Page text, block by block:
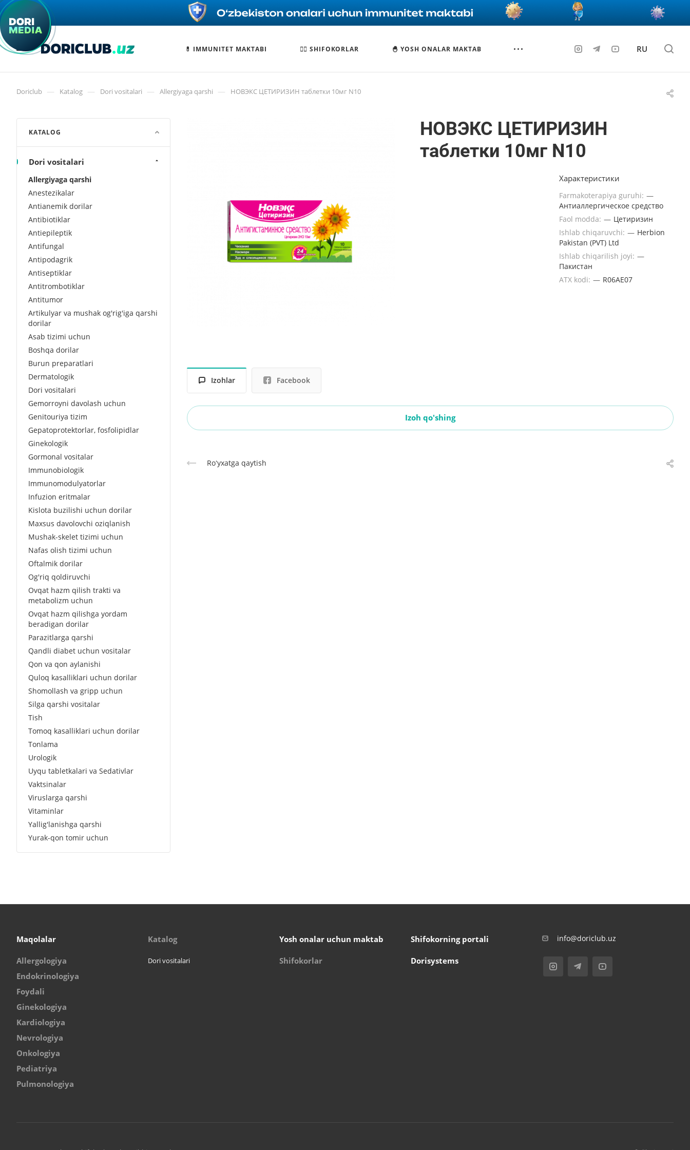
💊 IMMUNITET MAKTABI 🧑‍⚕️ SHIFOKORLAR 🐣 YOSH ONALAR MAKTAB RU
Doriclub — Katalog — Dori vositalari — Allergiyaga qarshi — НОВЭКС ЦЕТИРИЗИН таблетки 10мг N10
НОВЭКС ЦЕТИРИЗИН
таблетки 10мг N10
Характеристики
Farmakoterapiya guruhi: —
Антиаллергическое средство
Faol modda: — Цетиризин
Ishlab chiqaruvchi: — Herbion
Pakistan (PVT) Ltd
Ishlab chiqarilish joyi: —
Пакистан
ATX kodi: — R06AE07
Izohlar Facebook
Izoh qo'shing
Roʻyxatga qaytish
KATALOG
Dori vositalari
Allergiyaga qarshi
Anestezikalar
Antianemik dorilar
Antibiotiklar
Antiepileptik
Antifungal
Antipodagrik
Antiseptiklar
Antitrombotiklar
Antitumor
Artikulyar va mushak og'rig'iga qarshi
dorilar
Asab tizimi uchun
Boshqa dorilar
Burun preparatlari
Dermatologik
Dori vositalari
Gemorroyni davolash uchun
Genitouriya tizim
Gepatoprotektorlar, fosfolipidlar
Ginekologik
Gormonal vositalar
Immunobiologik
Immunomodulyatorlar
Infuzion eritmalar
Kislota buzilishi uchun dorilar
Maxsus davolovchi oziqlanish
Mushak-skelet tizimi uchun
Nafas olish tizimi uchun
Oftalmik dorilar
Og'riq qoldiruvchi
Ovqat hazm qilish trakti va
metabolizm uchun
Ovqat hazm qilishga yordam
beradigan dorilar
Parazitlarga qarshi
Qandli diabet uchun vositalar
Qon va qon aylanishi
Quloq kasalliklari uchun dorilar
Shomollash va gripp uchun
Silga qarshi vositalar
Tish
Tomoq kasalliklari uchun dorilar
Tonlama
Urologik
Uyqu tabletkalari va Sedativlar
Vaktsinalar
Viruslarga qarshi
Vitaminlar
Yallig'lanishga qarshi
Yurak-qon tomir uchun
Maqolalar
Allergologiya
Endokrinologiya
Foydali
Ginekologiya
Kardiologiya
Nevrologiya
Onkologiya
Pediatriya
Pulmonologiya
Katalog
Dori vositalari
Yosh onalar uchun maktab
Shifokorlar
Shifokorning portali
Dorisystems
info@doriclub.uz